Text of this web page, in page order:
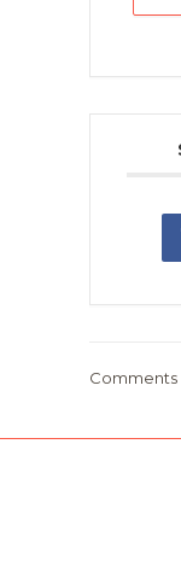
Comments